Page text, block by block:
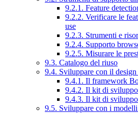
9.2.1. Feature
9.2.2. Verificare le
use
9.2.3. Strumenti e
9.2.4. Supporto
9.2.5. Misurare le
9.3. Catalogo del riuso
9.4. Sviluppare con il design
9.4.1. Il framework
9.4.2. Il kit di
9.4.3. Il kit di
9.5. Sviluppare con i